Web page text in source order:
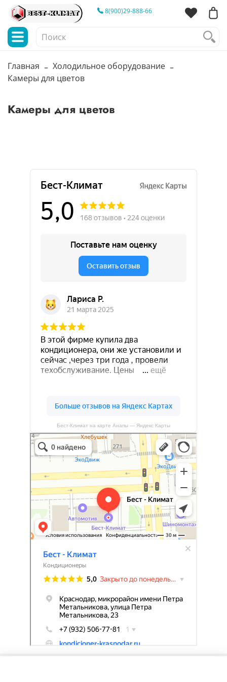
8(900)29-888-66
Главная
Холодильное оборудование
Камеры для цветов
Камеры для цветов
Бест-Климат на карте Анапы — Яндекс Карты
Бест-климат
Кондиционеры в Краснодаре